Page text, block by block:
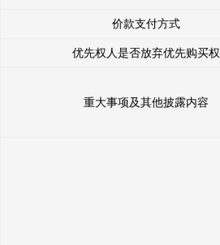
价款支付方式
优先权人是否放弃优先购买权
重大事项及其他披露内容